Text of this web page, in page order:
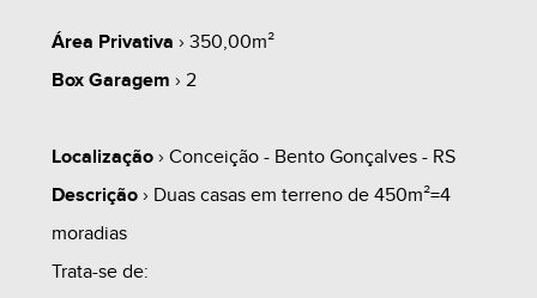
Área Privativa › 350,00m²
Box Garagem › 2
Localização› Conceição - Bento Gonçalves - RS
Descrição› Duas casas em terreno de 450m²=4
moradias
Trata-se de: